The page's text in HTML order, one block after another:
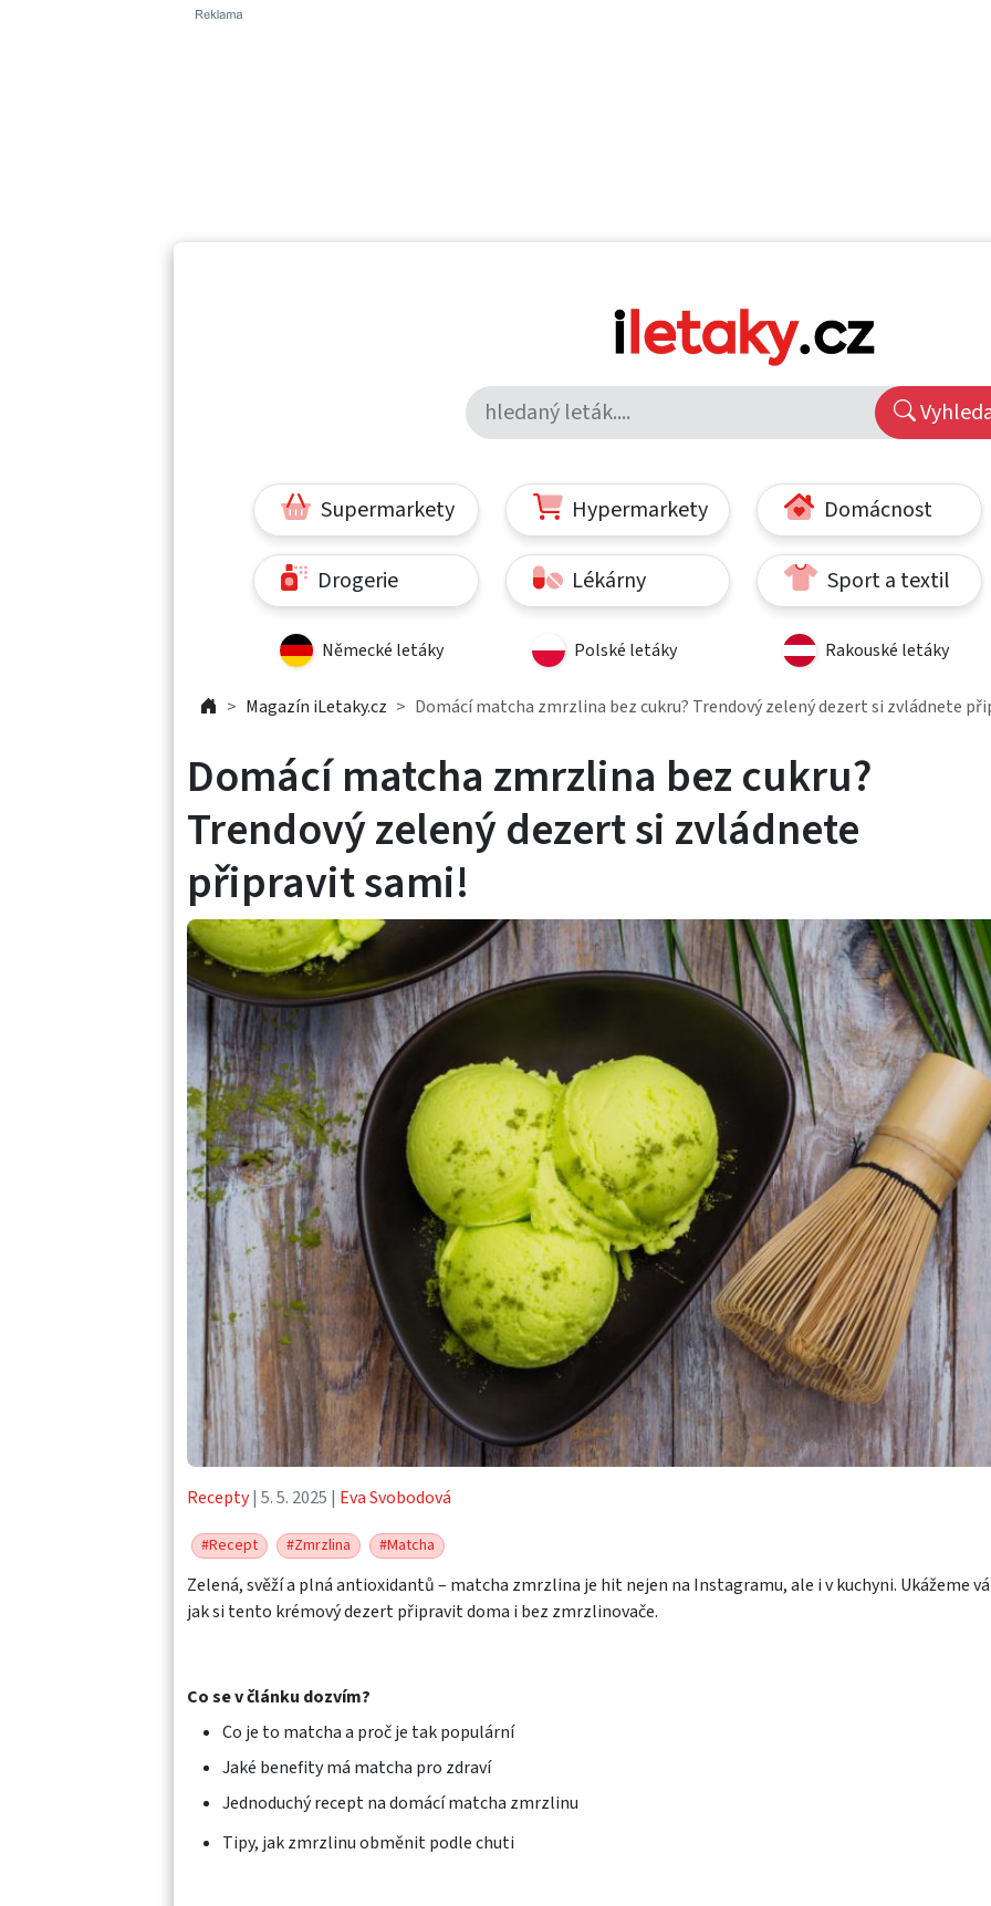
Supermarkety Hypermarkety Domácnost
Drogerie Lékárny Sport a textil
Německé letáky Polské letáky Rakouské letáky
Magazín iLetaky.cz Domácí matcha zmrzlina bez cukru? Trendový zelený dezert si zvládnete
Domácí matcha zmrzlina bez cukru?
Trendový zelený dezert si zvládnete
připravit sami!
Recepty| 5. 5. 2025 | Eva Svobodová
#Recept #Zmrzlina #Matcha
Zelená, svěží a plná antioxidantů – matcha zmrzlina je hit nejen na Instagramu, ale i v kuchyni. Ukážeme
jak si tento krémový dezert připravit doma i bez zmrzlinovače.
Co se v článku dozvím?
Co je to matcha a proč je tak populární
Jaké benefity má matcha pro zdraví
Jednoduchý recept na domácí matcha zmrzlinu
Tipy, jak zmrzlinu obměnit podle chuti